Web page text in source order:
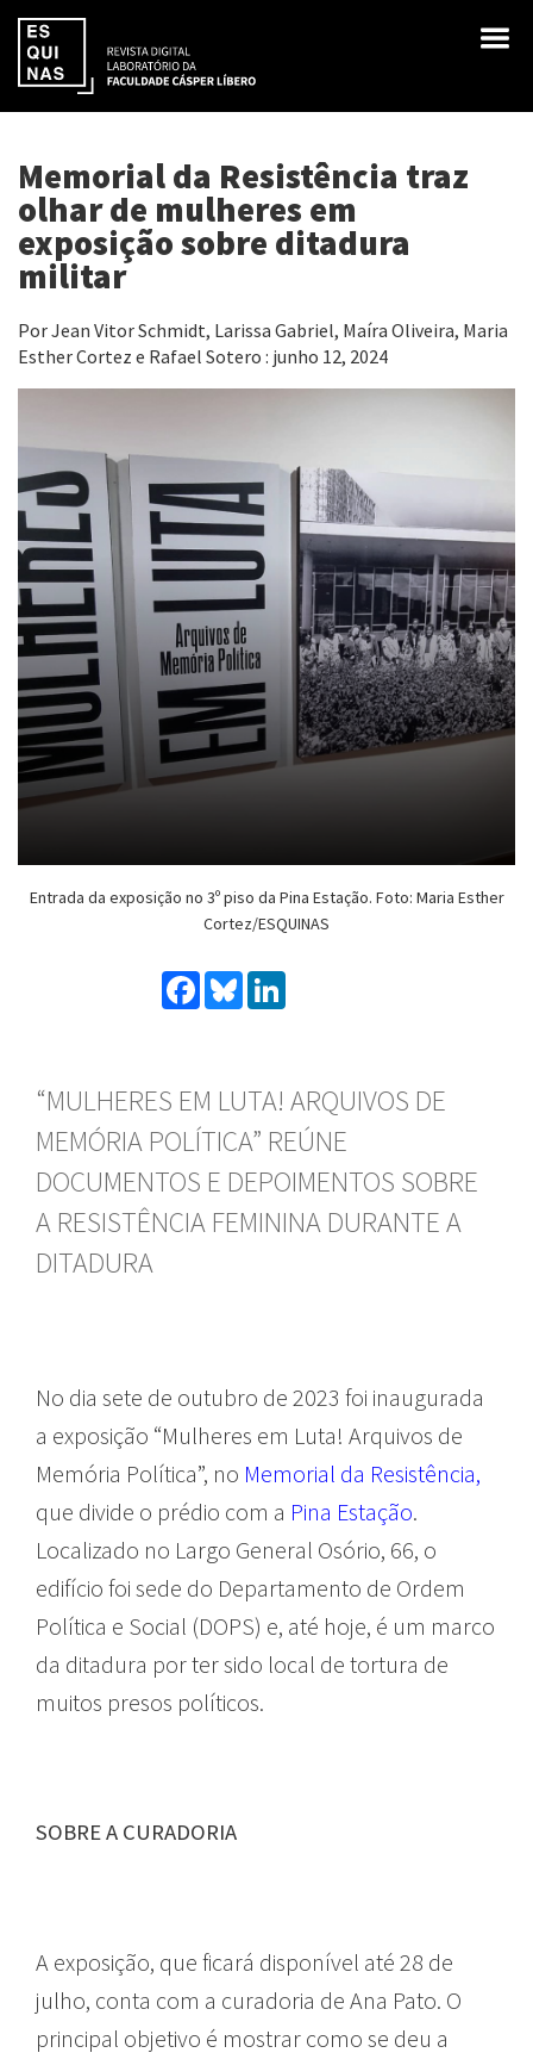
Memorial da Resistência traz
olhar de mulheres em
exposição sobre ditadura
militar
Por Jean Vitor Schmidt, Larissa Gabriel, Maíra Oliveira, Maria
Esther Cortez e Rafael Sotero : junho 12, 2024
Entrada da exposição no 3º piso da Pina Estação. Foto: Maria Esther
Cortez/ESQUINAS
Facebook
Bluesky
“MULHERES EM LUTA! ARQUIVOS DE
MEMÓRIA POLÍTICA” REÚNE
DOCUMENTOS E DEPOIMENTOS SOBRE
A RESISTÊNCIA FEMININA DURANTE A
DITADURA
No dia sete de outubro de 2023 foi inaugurada
a exposição “Mulheres em Luta! Arquivos de
Memória Política”, no Memorial da Resistência,
que divide o prédio com a Pina Estação.
Localizado no Largo General Osório, 66, o
edifício foi sede do Departamento de Ordem
Política e Social (DOPS) e, até hoje, é um marco
da ditadura por ter sido local de tortura de
muitos presos políticos.
SOBRE A CURADORIA
A exposição, que ficará disponível até 28 de
julho, conta com a curadoria de Ana Pato. O
principal objetivo é mostrar como se deu a